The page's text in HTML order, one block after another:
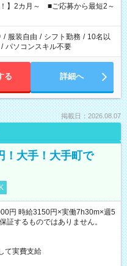
など、ご希望を教えてください
間。 合計で週40時間を超える場
！】2カ月～ ■ご応募から最短2～
/ 服装自由 / シフト勤務 / 10名以
/ パソコンスキル不要
る 詳細へ
掲載日：2026.08.07
！大手！大手町で
円 時給3150円×実働7h30m×週5
するものではありません。
て実費支給